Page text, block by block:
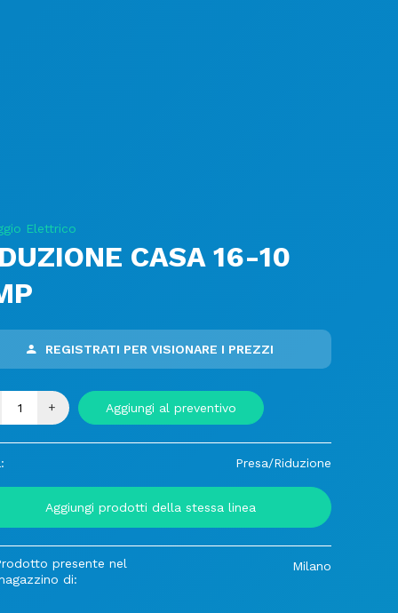
Elettrico
CASA 16-10
REGISTRATI PER VISIONARE I PREZZI
+ Aggiungi al preventivo
Presa/Riduzione
Aggiungi prodotti della stessa linea
presente nel
di:
Milano